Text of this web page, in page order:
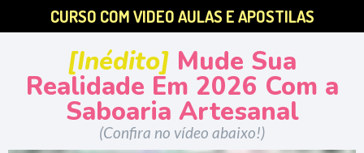
CURSO COM VIDEO AULAS E APOSTILAS
[Inédito] Mude Sua
Realidade Em 2026 Com a
Saboaria Artesanal
(Confira no vídeo abaixo!)